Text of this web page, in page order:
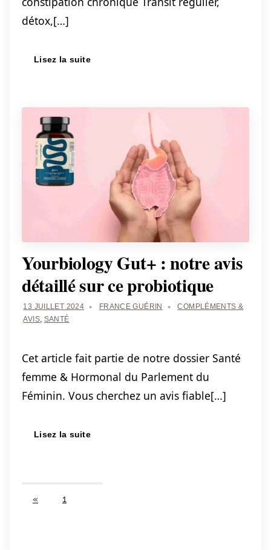
détox,[…]
Lisez la suite
Yourbiology Gut+ : notre avis
détaillé sur ce probiotique
13 JUILLET 2024 FRANCE GUÉRIN
COMPLÉMENTS &
AVIS, SANTÉ
Cet article fait partie de notre dossier Santé
femme & Hormonal du Parlement du
Féminin. Vous cherchez un avis fiable[…]
Lisez la suite
«PREVIOUS
1